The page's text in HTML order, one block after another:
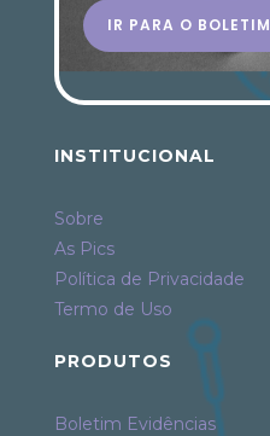
IR PARA O BOLETIM
INSTITUCIONAL
Sobre
As Pics
Política de Privacidade
Termo de Uso
PRODUTOS
Boletim Evidências